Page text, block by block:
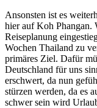
Ansonsten ist es
hier auf Koh Phangan.
Reiseplanung
Wochen Thailand zu
primäres Ziel. Dafür
Deutschland für uns
erschwert, da nun
stürzen werden, da es
schwer sein wird